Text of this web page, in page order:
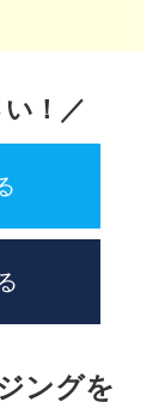
！／
ングを